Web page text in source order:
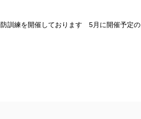
訓練を開催しております 5月に開催予定の